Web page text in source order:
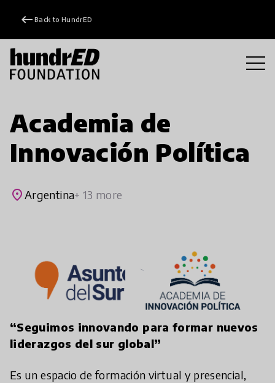
keyboard_backspace Back to HundrED
Academia de
Innovación Política
placeArgentina+ 13 more
“Seguimos innovando para formar nuevos
liderazgos del sur global”
Es un espacio de formación virtual y presencial,
play_arrow